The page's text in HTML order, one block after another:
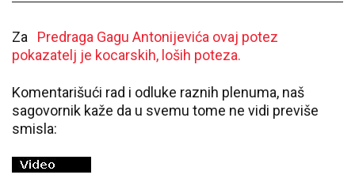
Za Predraga Gagu Antonijevića ovaj potez
pokazatelj je kocarskih, loših poteza.
Komentarišući rad i odluke raznih plenuma, naš
sagovornik kaže da u svemu tome ne vidi previše
smisla: